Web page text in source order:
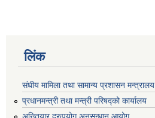
लिंक
संघीय मामिला तथा सामान्य प्रशासन मन्त्रालय
प्रधानमन्त्री तथा मन्त्री परिषद्को कार्यालय
अख्तियार दुरुपयोग अनुसन्धान आयोग